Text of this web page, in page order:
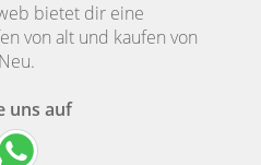
bietet dir eine
von alt und kaufen von
Neu.
uns auf